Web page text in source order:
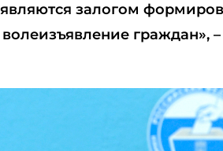
залогом
граждан»,